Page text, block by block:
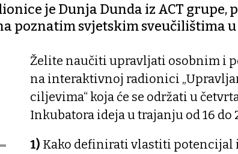
je Dunja Dunda iz ACT grupe,
poznatim svjetskim sveučilištima
Želite naučiti upravljati osobnim i
na interaktivnoj radionici
ciljevima“ koja će se održati u
Inkubatora ideja u trajanju od 16 do
1) Kako definirati vlastiti potencijal